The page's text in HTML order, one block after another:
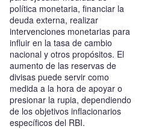
política monetaria, financiar la
deuda externa, realizar
intervenciones monetarias para
influir en la tasa de cambio
nacional y otros propósitos. El
aumento de las reservas de
divisas puede servir como
medida a la hora de apoyar o
presionar la rupia, dependiendo
de los objetivos inflacionarios
específicos del RBI.